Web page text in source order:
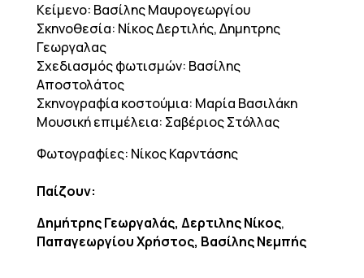
Κείμενο: Βασίλης Μαυρογεωργίου
Σκηνοθεσία: Νίκος Δερτιλής, Δημητρης
Γεωργαλας
Σχεδιασμός φωτισμών: Βασίλης
Αποστολάτος
Σκηνογραφία κοστούμια: Μαρία Βασιλάκη
Μουσική επιμέλεια: Σαβέριος Στόλλας
Φωτογραφίες: Νίκος Καρντάσης
Παίζουν:
Δημήτρης Γεωργαλάς, Δερτιλης Νίκος,
Παπαγεωργίου Χρήστος, Βασίλης Νεμπής